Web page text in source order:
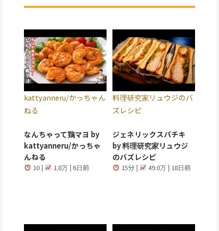
kattyanneru/かっちゃん
ねる
なんちゃって鶏マヨ by
kattyanneru/かっちゃ
んねる
10 | 1.8万 | 6日前
料理研究家リュウジのバ
ズレシピ
ジェネリックスパチキ
by 料理研究家リュウジ
のバズレシピ
15分 | 49.0万 | 18日前